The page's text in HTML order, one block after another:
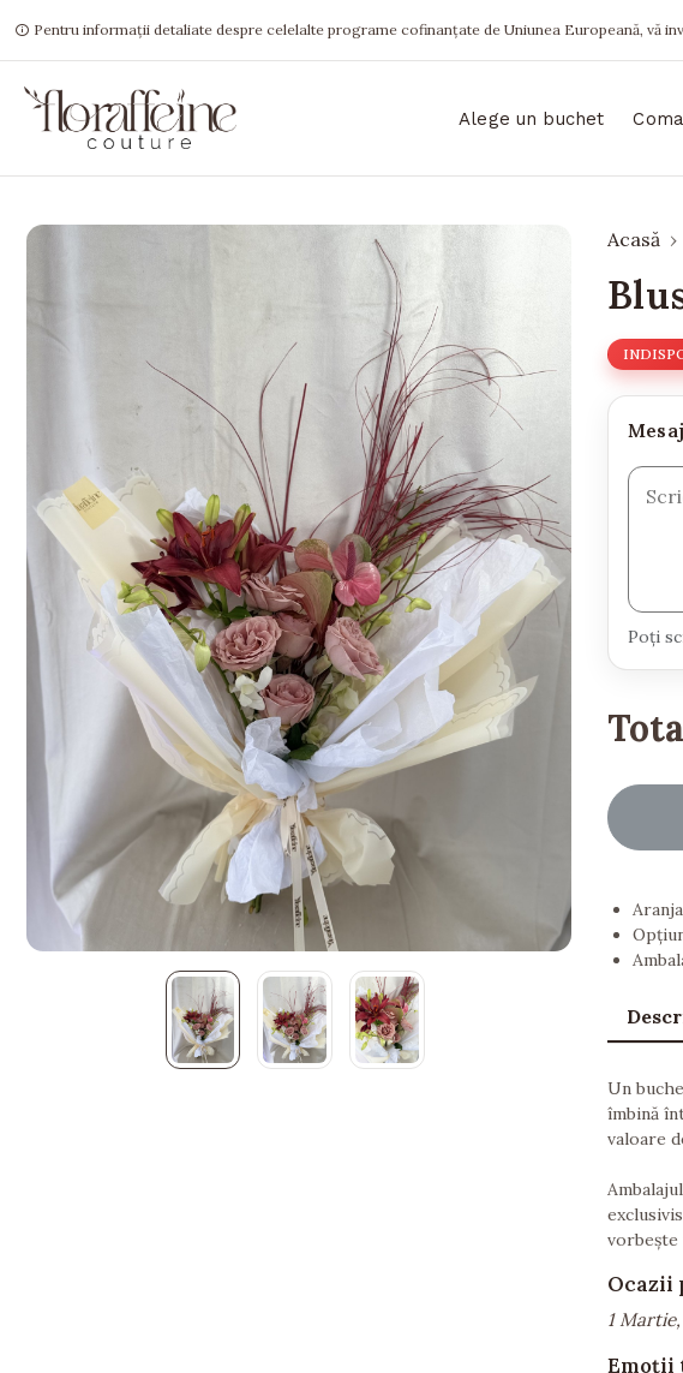
Pentru informații detaliate despre celelalte programe cofinanțate de Uniunea Europeană, vă
Alege un buchet
Acasă
Poți
Un
îmbină
valoare
vorbește
Ocazii
1
Emoții